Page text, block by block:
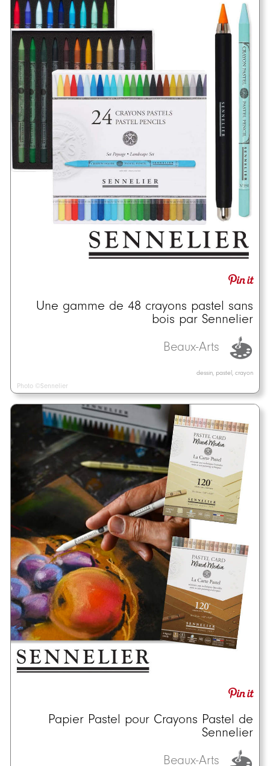
Une gamme de 48 crayons pastel sans
bois par Sennelier
Beaux-Arts
dessin, pastel, crayon
Photo ©Sennelier
Papier Pastel pour Crayons Pastel de
Sennelier
Beaux-Arts